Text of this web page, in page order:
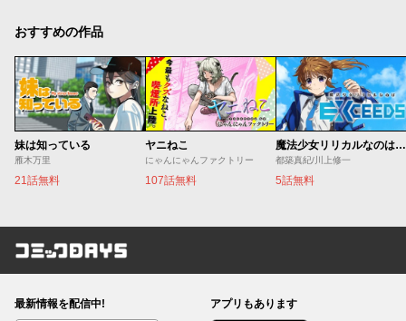
おすすめの作品
妹は知っている
雁木万里
21話無料
ヤニねこ
にゃんにゃんファクトリー
107話無料
魔法少女リリカルなのは EXCEEDS
都築真紀/川上修一
5話無料
コミックDAYS
最新情報を配信中! アプリもあります